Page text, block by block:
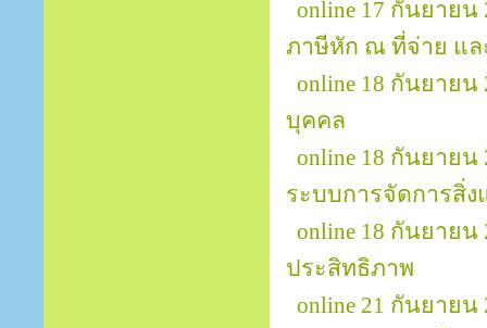
online 17 กันยาย
ภาษีหัก ณ ที่จ่าย แล
online 18 กันยาย
บุคคล
online 18 กันยายน
ระบบการจัดการสิ่ง
online 18 กันยายน
ประสิทธิภาพ
online 21 กันยาย